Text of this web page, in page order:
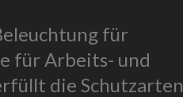
für
für Arbeits- und
die Schutzarten